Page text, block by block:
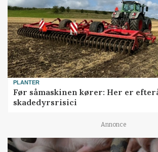
PLANTER
Før såmaskinen kører: Her er
skadedyrsrisici
Annonce